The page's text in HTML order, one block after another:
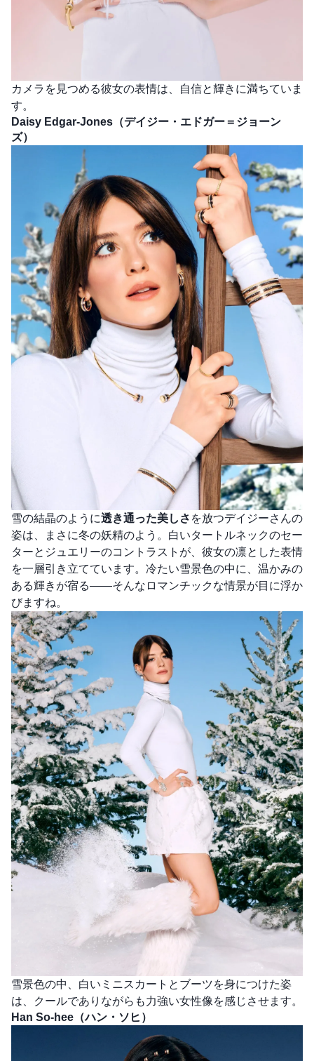
カメラを見つめる彼女の表情は、自信と輝きに満ちていま
す。
Daisy Edgar-Jones（デイジー・エドガー＝ジョーン
ズ）
雪の結晶のように透き通った美しさ を放つデイジーさんの
姿は、まさに冬の妖精のよう。白いタートルネックのセー
ターとジュエリーのコントラストが、彼女の凛とした表情
を一層引き立てています。冷たい雪景色の中に、温かみの
ある輝きが宿る――そんなロマンチックな情景が目に浮か
びますね。
雪景色の中、白いミニスカートとブーツを身につけた姿
は、クールでありながらも力強い女性像を感じさせます。
Han So-hee（ハン・ソヒ）